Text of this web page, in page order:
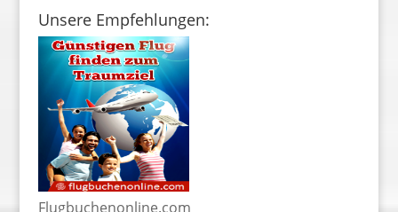
Unsere Empfehlungen:
Flugbuchenonline.com